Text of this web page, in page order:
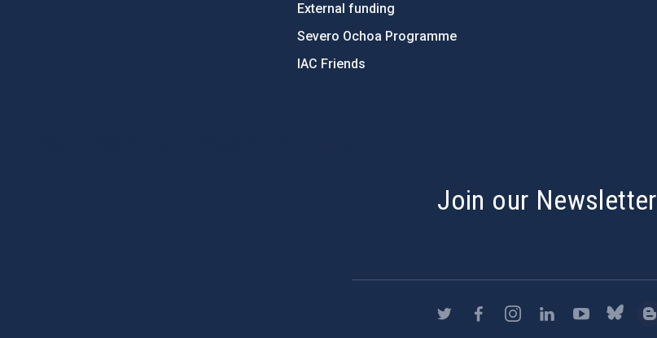
External funding
Severo Ochoa Programme
IAC Friends
Join our Newsletter